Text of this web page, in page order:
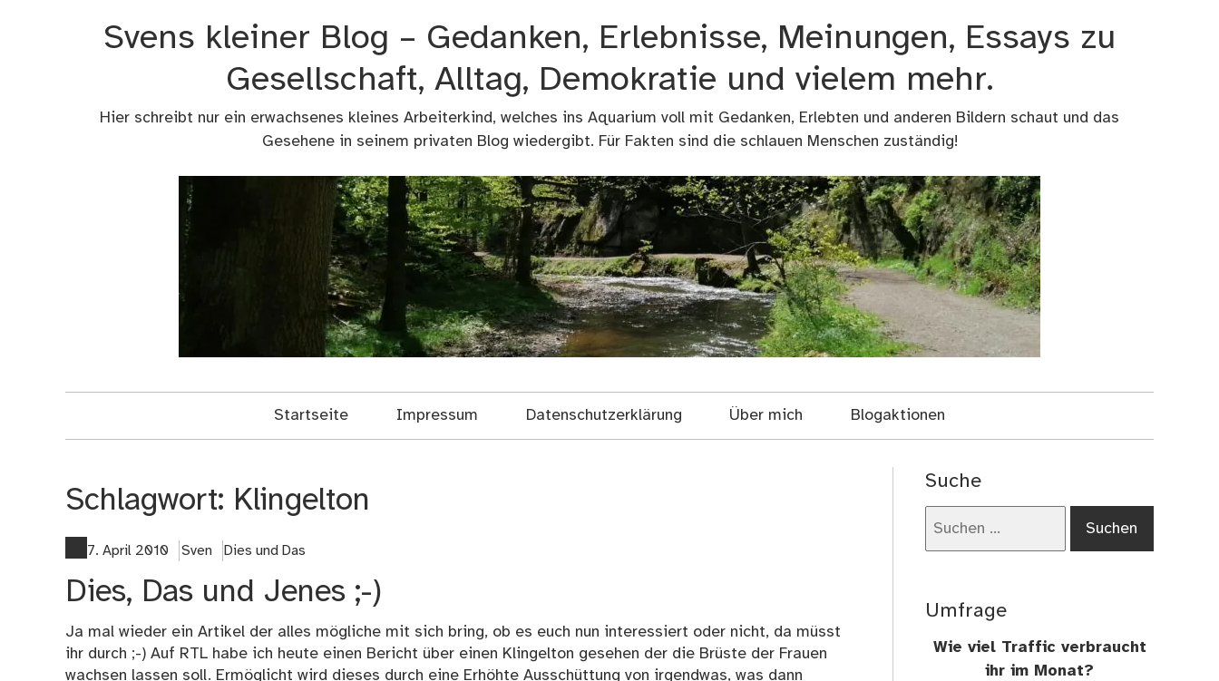
Svens kleiner Blog – Gedanken, Erlebnisse, Meinungen, Essays zu
Gesellschaft, Alltag, Demokratie und vielem mehr.
Hier schreibt nur ein erwachsenes kleines Arbeiterkind, welches ins Aquarium voll mit Gedanken, Erlebten und anderen Bildern schaut und das
Gesehene in seinem privaten Blog wiedergibt. Für Fakten sind die schlauen Menschen zuständig!
Startseite Impressum Datenschutzerklärung Über mich Blogaktionen
Schlagwort: Klingelton
7. April 2010 Sven Dies und Das
Dies, Das und Jenes ;-)
Ja mal wieder ein Artikel der alles mögliche mit sich bring, ob es euch nun interessiert oder nicht, da müsst
ihr durch ;-) Auf RTL habe ich heute einen Bericht über einen Klingelton gesehen der die Brüste der Frauen
wachsen lassen soll. Ermöglicht wird dieses durch eine Erhöhte Ausschüttung von irgendwas, was dann
Suche
Umfrage
Wie viel Traffic verbraucht
ihr im Monat?